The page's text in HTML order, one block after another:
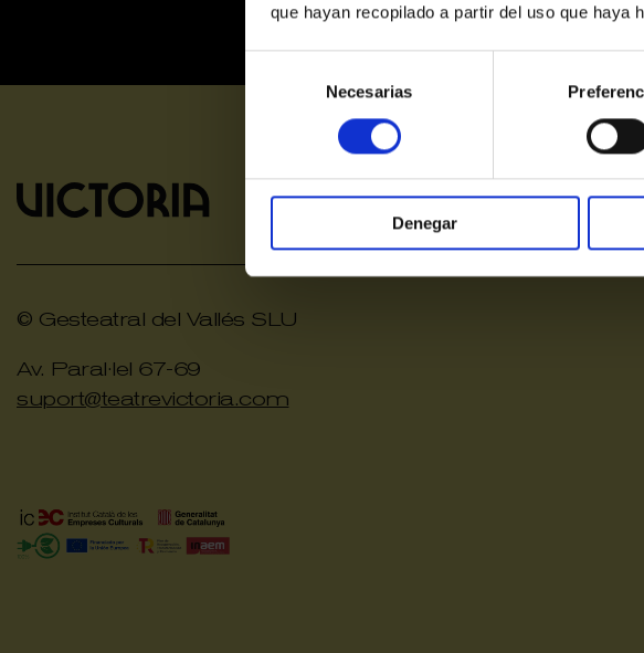
que hayan recopilado a partir del uso que haya
de
consentimiento
Necesarias
Denegar
© Gesteatral del Vallés SLU
Av. Paral·lel 67-69
suport@teatrevictoria.com